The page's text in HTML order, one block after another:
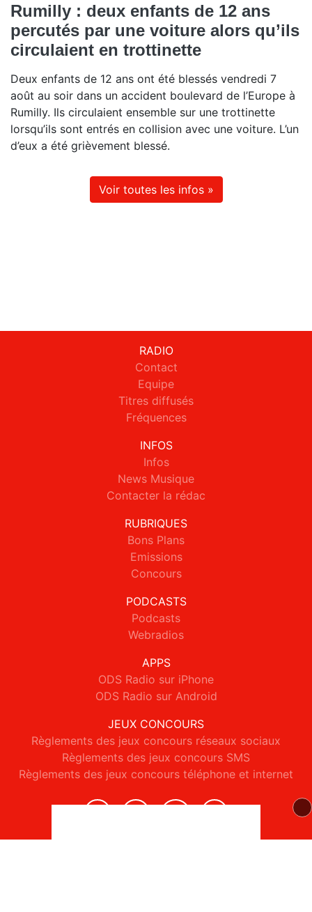
Rumilly : deux enfants de 12 ans
percutés par une voiture alors qu’ils
circulaient en trottinette
Deux enfants de 12 ans ont été blessés vendredi 7
août au soir dans un accident boulevard de l’Europe à
Rumilly. Ils circulaient ensemble sur une trottinette
lorsqu’ils sont entrés en collision avec une voiture. L’un
d’eux a été grièvement blessé.
Voir toutes les infos »
RADIO
Contact
Equipe
Titres diffusés
Fréquences
INFOS
Infos
News Musique
Contacter la rédac
RUBRIQUES
Bons Plans
Emissions
Concours
PODCASTS
Podcasts
Webradios
APPS
ODS Radio sur iPhone
ODS Radio sur Android
JEUX CONCOURS
Règlements des jeux concours réseaux sociaux
Règlements des jeux concours SMS
Règlements des jeux concours téléphone et internet